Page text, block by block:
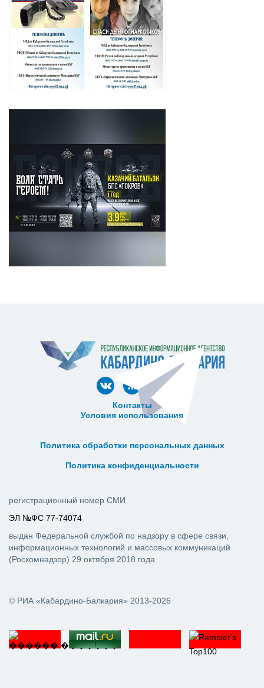
Контакты
Условия использования
Политика обработки персональных данных
Политика конфиденциальности
© РИА «Кабардино-Балкария» 2013-2026
регистрационный номер СМИ
ЭЛ №ФС 77-74074
выдан Федеральной службой по надзору в сфере связи,
информационных технологий и массовых коммуникаций
(Роскомнадзор) 29 октября 2018 года